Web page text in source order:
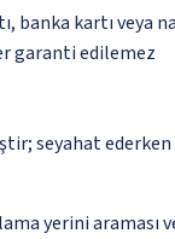
banka kartı veya
garanti edilemez
seyahat
yerini araması